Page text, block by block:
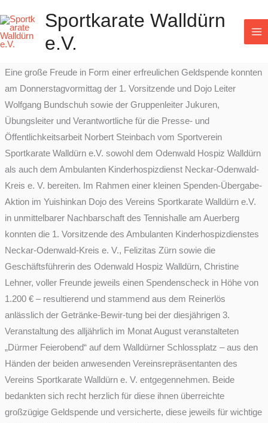
Inhalt
springen
Sportkarate Walldürn
e.V.
Spendenübergabe
Eine große Freude in Form einer erfreulichen Geldspende konnten
am Donnerstagvormittag der 1. Vorsitzende und Dojo Leiter
Wolfgang Bundschuh sowie der Gruppenleiter Jukuren,
Übungsleiter und Verantwortliche für die Presse- und
Öffentlichkeitsarbeit Norbert Steinbach vom Sportverein
Sportkarate Walldürn e.V. sowohl dem Odenwald Hospiz Walldürn
als auch dem Ambulanten Kinderhospizdienst Neckar-Odenwald-
Kreis e. V. bereiten. Im Rahmen einer kleinen Spenden-Übergabe-
Aktion im Yuishinkan Dojo des Vereins Sportkarate Walldürn e.V.
in unmittelbarer Nachbarschaft des Tennishalle am Auerberg
konnten die 1. Vorsitzende des Ambulanten Kinderhospizdienstes
Neckar-Odenwald-Kreis e. V., Felizitas Zürn sowie die
Geschäftsführerin des Odenwald Hospiz Walldürn, Christine
Lehner, voller Freunde jeweils einen Spendenscheck in Höhe von
1.200 € – resultierend und stammend aus dem Reinerlös
anlässlich der Getränke-Bewir-tung bei der diesjährigen 3.
Veranstaltung des alljährlich im Monat August veranstalteten
„Dürmer Feierobend“ auf dem Walldürner Schlossplatz – aus den
Händen der beiden anwesenden Vereinsrepräsentanten des
Vereins Sportkarate Walldürn e. V. entgegennehmen. Beide
bedankten sich recht herzlich für diese ihnen überreichte
großzügige Geldspende und versicherte, diese jeweils für wichtige